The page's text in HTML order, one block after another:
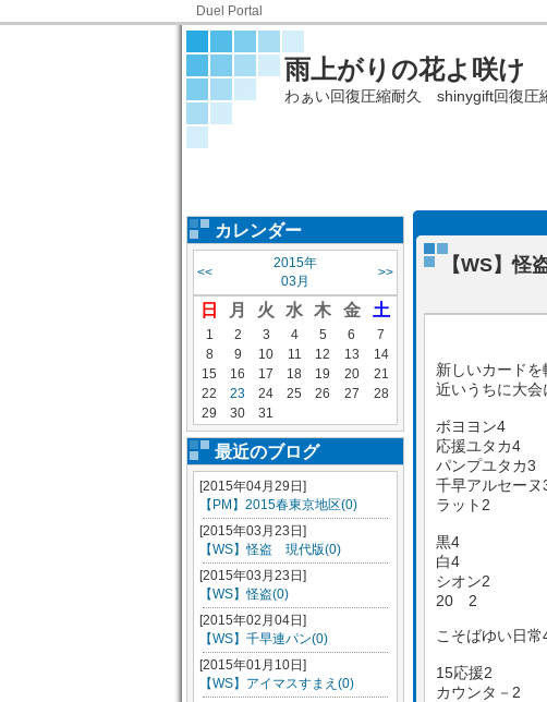
Duel Portal
雨上がりの花よ咲け
わぁい回復圧縮耐久 shinygift回復圧
カレンダー
<<
2015年
03月
>>
日 月 火 水 木 金 土
1 2 3 4 5 6
7
8
9 10 11 12 13
14
15
16 17 18 19 20
21
22
23 24 25 26 27
28
29
30 31
最近のブログ
[2015年04月29日]
【PM】2015春東京地区(0)
[2015年03月23日]
【WS】怪盗 現代版(0)
[2015年03月23日]
【WS】怪盗(0)
[2015年02月04日]
【WS】千早連パン(0)
[2015年01月10日]
【WS】アイマスすまえ(0)
【WS】
新しいカードを
近いうちに大会
ボヨヨン4
応援ユタカ4
パンプユタカ3
千早アルセーヌ
ラット2
黒4
白4
シオン2
20 2
こそばゆい日常
15応援2
カウンタ－2